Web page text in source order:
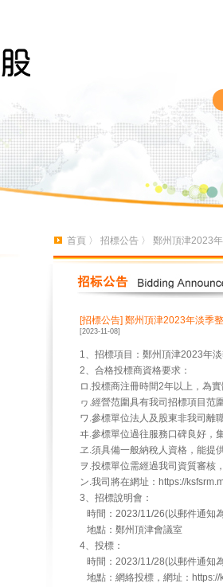
首頁 〉 招標公告 〉 鄭州頂津2023
[招標公告] 鄭州頂津2023年淡季
[2023-11-08]
1、招標項目：鄭州頂津2023年
2、合格投標商資格要求：
ロ.投標商注冊時間2年以上，為
ヮ.經營范圍具有我司招標項目范
ワ.參標單位法人及股東非我司離
ヰ.參標單位過往服務口碑良好，
ヱ.須具備一般納稅人資格，能提
ヲ.投標單位需經過我司資質審核
ン.我司將在網址：https://
3、招標說明會：
時間：2023/11/26(以郵件通知
地點：鄭州頂津會議室
4、投標：
時間：2023/11/28(以郵件通知
地點：網絡投標，網址：